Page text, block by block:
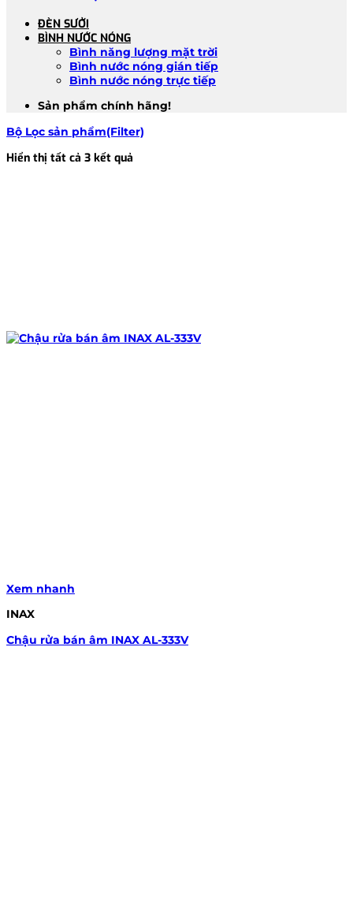
ĐÈN SƯỞI
BÌNH NƯỚC NÓNG
Bình năng lượng mặt trời
Bình nước nóng gián tiếp
Bình nước nóng trực tiếp
Sản phẩm chính hãng!
Bộ Lọc sản phẩm(Filter)
Hiển thị tất cả 3 kết quả
Xem nhanh
INAX
Chậu rửa bán âm INAX AL-333V